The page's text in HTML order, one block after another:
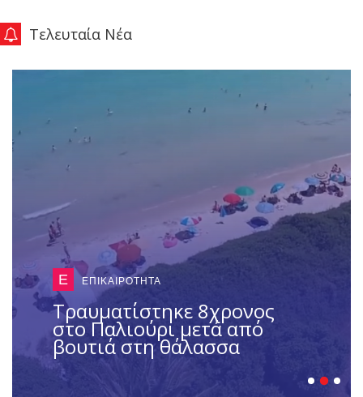
Τελευταία Νέα
Ε ΕΠΙΚΑΙΡΟΤΗΤΑ
Τραυματίστηκε 8χρονος
στο Παλιούρι μετά από
βουτιά στη θάλασσα